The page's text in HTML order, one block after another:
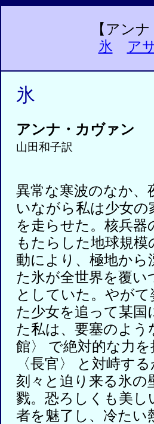
【アン
氷
ア
氷
アンナ・カヴァン
山田和子訳
異常な寒波のなか、
いながら私は少女の
を走らせた。核兵器
もたらした地球規模
動により、極地から
た氷が全世界を覆い
としていた。やがて
た少女を追って某国
た私は、要塞のよう
館〉 で絶対的な力
〈長官〉 と対峙す
刻々と迫り来る氷の
戮。恐ろしくも美
者を魅了し、冷たい